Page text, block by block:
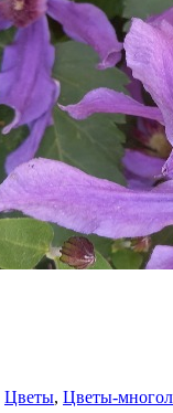
Цветы, Цветы-